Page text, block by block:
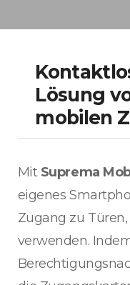
Lösung
mobilen
Mit Suprema
eigenes
Zugang zu
verwenden.